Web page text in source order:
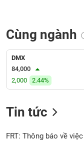
dõi
biệt
Không
được
Cùng ngành
DMX
84,000
2,000
2.44%
Tin tức
FRT: Thông báo về
CÔNG
ĐẦU
TƯ
DỮ
LIỆU